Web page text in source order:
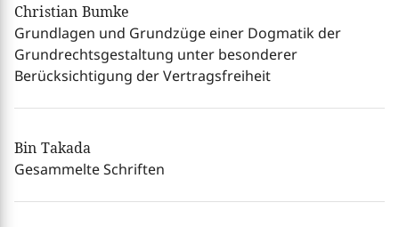
Christian Bumke
Grundlagen und Grundzüge einer Dogmatik der
Grundrechtsgestaltung unter besonderer
Berücksichtigung der Vertragsfreiheit
Bin Takada
Gesammelte Schriften